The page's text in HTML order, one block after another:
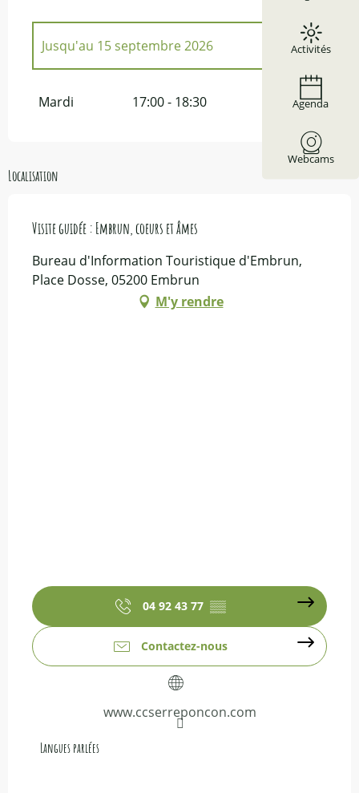
Activités
Agenda
Webcams
7 avril 2026
Jusqu'au 15 septembre 2026
Mardi 17:00 - 18:30
Localisation
Visite guidée : Embrun, coeurs et âmes
Bureau d'Information Touristique d'Embrun,
Place Dosse, 05200 Embrun
M'y rendre
04 92 43 77 ▒▒
Contactez-nous
www.ccserreponcon.com
Langues parlées
Langues parlées